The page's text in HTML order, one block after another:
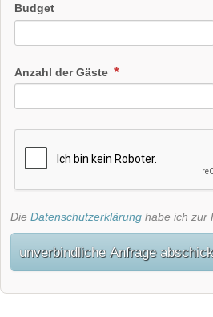
Budget
Anzahl der Gäste
Die Datenschutzerklärung habe ich zur
unverbindliche Anfrage